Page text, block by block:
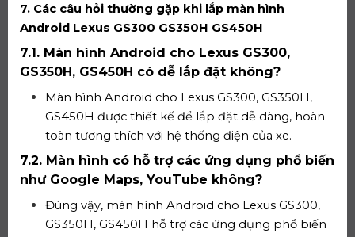
7. Các câu hỏi thường gặp khi lắp màn hình
Android Lexus GS300 GS350H GS450H
7.1. Màn hình Android cho Lexus GS300,
GS350H, GS450H có dễ lắp đặt không?
Màn hình Android cho Lexus GS300, GS350H,
GS450H được thiết kế để lắp đặt dễ dàng, hoàn
toàn tương thích với hệ thống điện của xe.
7.2. Màn hình có hỗ trợ các ứng dụng phổ biến
như Google Maps, YouTube không?
Đúng vậy, màn hình Android cho Lexus GS300,
GS350H, GS450H hỗ trợ các ứng dụng phổ biến